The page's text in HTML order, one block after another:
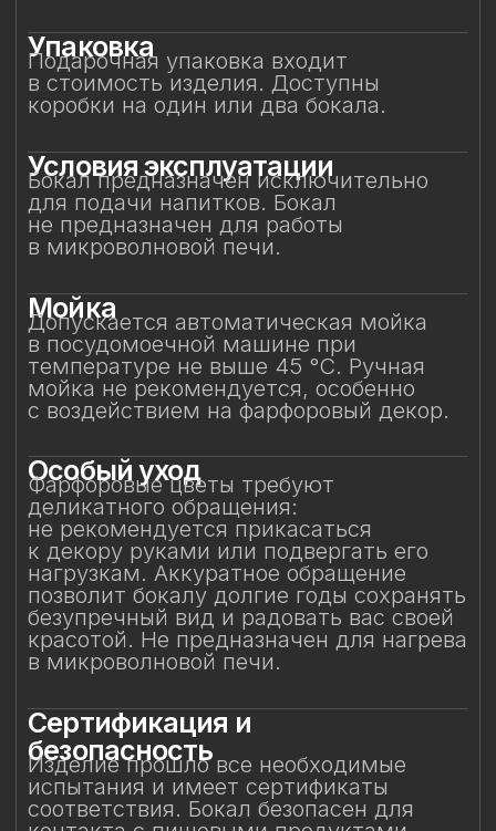
Особый уход
Фарфоровые цветы требуют
деликатного обращения:
не рекомендуется прикасаться
к декору руками или подвергать его
нагрузкам. Аккуратное обращение
безупречный вид и радовать вас своей
красотой. Не предназначен для нагрева
в микроволновой печи.
Сертификация и
безопасность
Изделие прошло все необходимые
соответствия. Бокал безопасен для
контакта с пищевыми продуктами
и может использоваться по прямому
назначению.
Защита от повреждений
Избегайте контакта бокала с острыми,
скребками, лезвиями или кромками
других бокалов) во избежание сколов
и царапин. Не рекомендуется
складывать бокалы горизонтально друг
на друга.
Особое внимание к
фарфоровому элементу
Фарфоровый цветок — результат
ручной работы, требующий
исключительно деликатного
обращения. Не прикасайтесь
и не подвергайте механическим
воздействиям. Бережное отношение
к изделию позволит на долгие годы
сохранить его красоту и изысканность,
позволяя шампанскому раскрываться
мягко и гармонично.